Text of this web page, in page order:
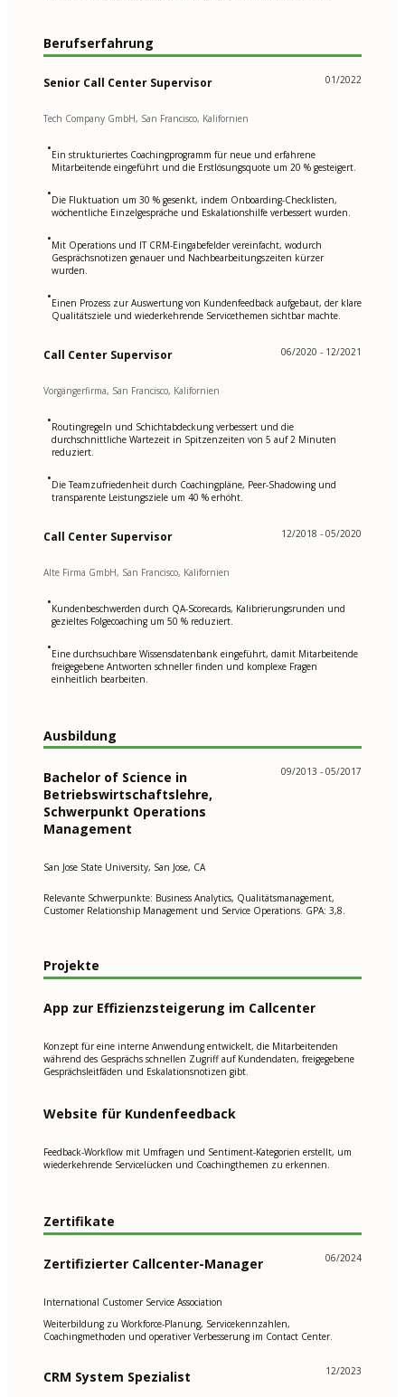
Berufserfahrung
Senior Call Center Supervisor 01/2022
Tech Company GmbH, San Francisco, Kalifornien
•Ein strukturiertes Coachingprogramm für neue und erfahrene
Mitarbeitende eingeführt und die Erstlösungsquote um 20 % gesteigert.
•Die Fluktuation um 30 % gesenkt, indem Onboarding-Checklisten,
wöchentliche Einzelgespräche und Eskalationshilfe verbessert wurden.
•Mit Operations und IT CRM-Eingabefelder vereinfacht, wodurch
Gesprächsnotizen genauer und Nachbearbeitungszeiten kürzer
wurden.
•Einen Prozess zur Auswertung von Kundenfeedback aufgebaut, der klare
Qualitätsziele und wiederkehrende Servicethemen sichtbar machte.
Call Center Supervisor 06/2020 - 12/2021
Vorgängerfirma, San Francisco, Kalifornien
•Routingregeln und Schichtabdeckung verbessert und die
durchschnittliche Wartezeit in Spitzenzeiten von 5 auf 2 Minuten
reduziert.
•Die Teamzufriedenheit durch Coachingpläne, Peer-Shadowing und
transparente Leistungsziele um 40 % erhöht.
Call Center Supervisor 12/2018 - 05/2020
Alte Firma GmbH, San Francisco, Kalifornien
•Kundenbeschwerden durch QA-Scorecards, Kalibrierungsrunden und
gezieltes Folgecoaching um 50 % reduziert.
•Eine durchsuchbare Wissensdatenbank eingeführt, damit Mitarbeitende
freigegebene Antworten schneller finden und komplexe Fragen
einheitlich bearbeiten.
Ausbildung
Bachelor of Science in
Betriebswirtschaftslehre,
Schwerpunkt Operations
Management
09/2013 - 05/2017
San Jose State University, San Jose, CA
Relevante Schwerpunkte: Business Analytics, Qualitätsmanagement,
Customer Relationship Management und Service Operations. GPA: 3,8.
Projekte
App zur Effizienzsteigerung im Callcenter
Konzept für eine interne Anwendung entwickelt, die Mitarbeitenden
während des Gesprächs schnellen Zugriff auf Kundendaten, freigegebene
Gesprächsleitfäden und Eskalationsnotizen gibt.
Website für Kundenfeedback
Feedback-Workflow mit Umfragen und Sentiment-Kategorien erstellt, um
wiederkehrende Servicelücken und Coachingthemen zu erkennen.
Zertifikate
Zertifizierter Callcenter-Manager 06/2024
International Customer Service Association
Weiterbildung zu Workforce-Planung, Servicekennzahlen,
Coachingmethoden und operativer Verbesserung im Contact Center.
CRM System Spezialist 12/2023